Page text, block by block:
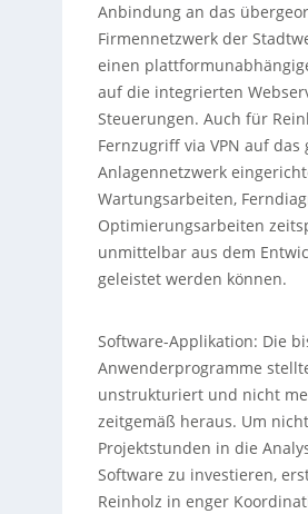
Anbindung an das
Firmennetzwerk der
einen
auf die integrierten
Steuerungen. Auch für
Fernzugriff via VPN auf das
Anlagennetzwerk
Wartungsarbeiten,
Optimierungsarbeiten
unmittelbar aus dem
geleistet werden können.
Software-Applikation: Die
Anwenderprogramme
unstrukturiert und nicht
zeitgemäß heraus. Um
Projektstunden in die
Software zu investieren,
Reinholz in enger